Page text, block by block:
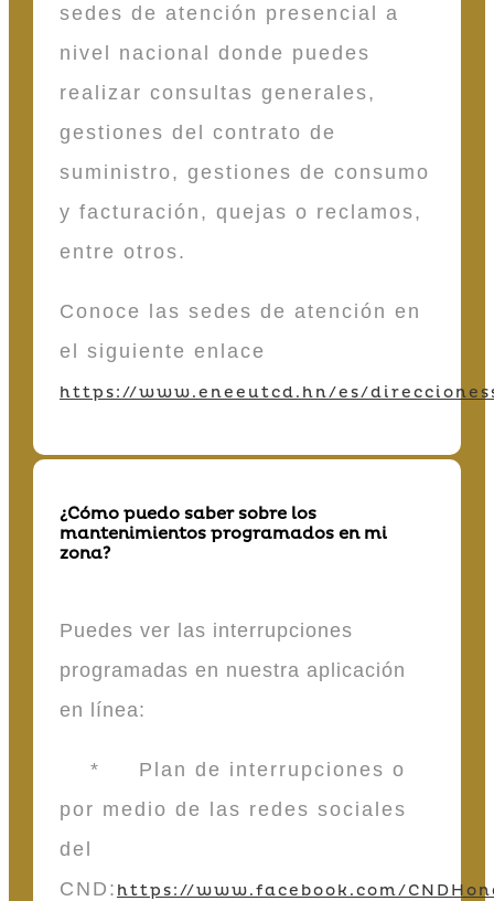
sedes de atención presencial a
nivel nacional donde puedes
realizar consultas generales,
gestiones del contrato de
suministro, gestiones de consumo
y facturación, quejas o reclamos,
entre otros.
Conoce las sedes de atención en
el siguiente enlace
https://www.eneeutcd.hn/es/
¿Cómo puedo saber sobre los
mantenimientos programados en mi
zona?
Puedes ver las interrupciones
programadas en nuestra aplicación
en línea:
* Plan de interrupciones o
por medio de las redes sociales
del
CND: https://www.facebook.com/